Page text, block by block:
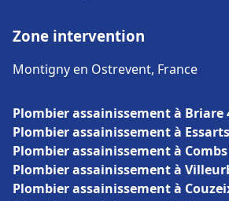
Zone intervention
Montigny en Ostrevent, France
Plombier assainissement à Briare
Plombier assainissement à
Plombier assainissement à
Plombier assainissement à
Plombier assainissement à